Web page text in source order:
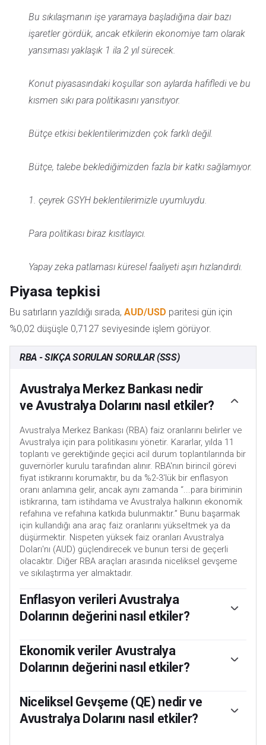
Bu sıkılaşmanın işe yaramaya başladığına dair bazı
işaretler gördük, ancak etkilerin ekonomiye tam olarak
yansıması yaklaşık 1 ila 2 yıl sürecek.
Konut piyasasındaki koşullar son aylarda hafifledi ve bu
kısmen sıkı para politikasını yansıtıyor.
Bütçe etkisi beklentilerimizden çok farklı değil.
Bütçe, talebe beklediğimizden fazla bir katkı sağlamıyor.
1. çeyrek GSYH beklentilerimizle uyumluydu.
Para politikası biraz kısıtlayıcı.
Yapay zeka patlaması küresel faaliyeti aşırı hızlandırdı.
Piyasa tepkisi
Bu satırların yazıldığı sırada, AUD/USD paritesi gün için
%0,02 düşüşle 0,7127 seviyesinde işlem görüyor.
RBA - SIKÇA SORULAN SORULAR (SSS)
Avustralya Merkez Bankası nedir
ve Avustralya Dolarını nasıl etkiler?
Avustralya Merkez Bankası (RBA) faiz oranlarını belirler ve
Avustralya için para politikasını yönetir. Kararlar, yılda 11
toplantı ve gerektiğinde geçici acil durum toplantılarında bir
guvernörler kurulu tarafından alınır. RBA'nın birincil görevi
fiyat istikrarını korumaktır, bu da %2-3'lük bir enflasyon
oranı anlamına gelir, ancak aynı zamanda “...para biriminin
istikrarına, tam istihdama ve Avustralya halkının ekonomik
refahına ve refahına katkıda bulunmaktır.” Bunu başarmak
için kullandığı ana araç faiz oranlarını yükseltmek ya da
düşürmektir. Nispeten yüksek faiz oranları Avustralya
Doları'nı (AUD) güçlendirecek ve bunun tersi de geçerli
olacaktır. Diğer RBA araçları arasında niceliksel gevşeme
ve sıkılaştırma yer almaktadır.
Enflasyon verileri Avustralya
Dolarının değerini nasıl etkiler?
geleneksel olarak her zaman para birimleri için olumsuz bir
faktör olarak düşünülse de, sınır ötesi sermaye
kontrollerinin gevşemesiyle birlikte modern zamanlarda
enflasyon artık merkez bankalarının faiz oranlarını
yükseltmesine neden olmakta, bu da paralarını tutmak için
kazançlı bir yer arayan küresel yatırımcılardan daha fazla
Ekonomik veriler Avustralya
Dolarının değerini nasıl etkiler?
para biriminin değeri üzerinde etkili olabilir. Yatırımcılar
sermayelerini güvencesiz ve küçülen ekonomiler yerine
güvenli ve büyüyen ekonomilere yatırmayı tercih ederler.
Niceliksel Gevşeme (QE) nedir ve
Avustralya Dolarını nasıl etkiler?